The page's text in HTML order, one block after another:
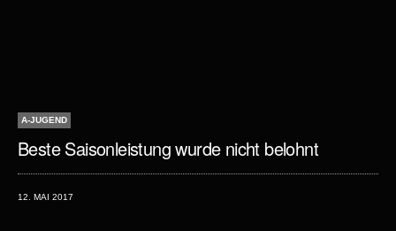
A-JUGEND
Beste Saisonleistung wurde nicht belohnt
12. MAI 2017